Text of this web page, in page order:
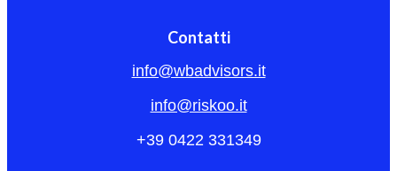
Contatti
info@wbadvisors.it
info@riskoo.it
+39 0422 331349